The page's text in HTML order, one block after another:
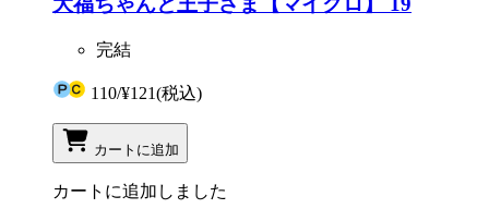
完結
110/¥121(税込)
カートに追加
カートに追加しました